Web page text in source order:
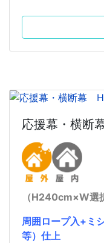
応援幕・横
（H240cm×W選
周囲ロープ入+ミ
等）仕上